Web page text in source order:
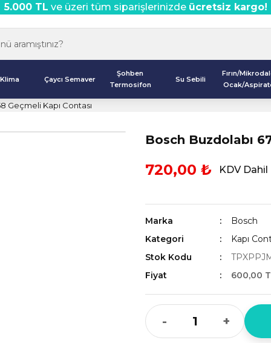
5.000 TL ve üzeri tüm siparişlerinizde ücretsiz kargo!
Klima Çaycı Semaver
Şohben
Termosifon
Su Sebili
Fırın/
Ocak/
Geçmeli Kapı Contası
Bosch Buzdolabı
720,00 ₺ KDV Dahil
Marka
Bosch
Kategori
Kapı
Stok Kodu
Fiyat
600,00
- +